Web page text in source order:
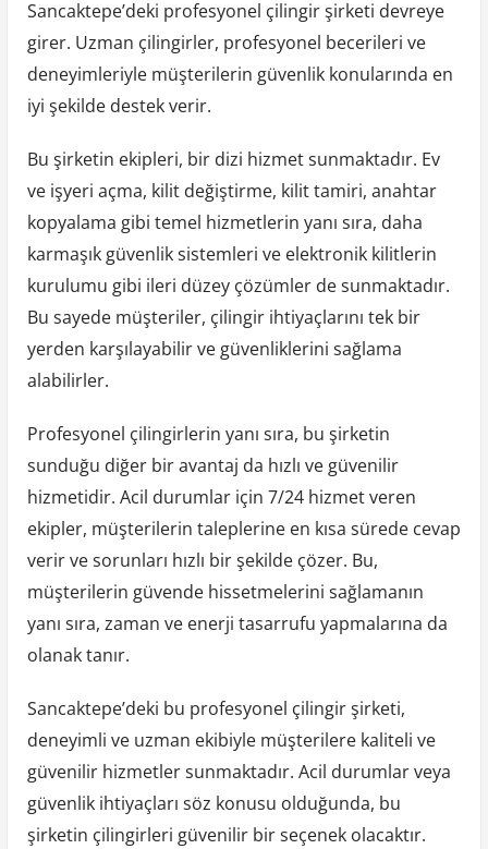
Sancaktepe’deki profesyonel çilingir şirketi devreye
girer. Uzman çilingirler, profesyonel becerileri ve
deneyimleriyle müşterilerin güvenlik konularında en
iyi şekilde destek verir.
Bu şirketin ekipleri, bir dizi hizmet sunmaktadır. Ev
ve işyeri açma, kilit değiştirme, kilit tamiri, anahtar
kopyalama gibi temel hizmetlerin yanı sıra, daha
karmaşık güvenlik sistemleri ve elektronik kilitlerin
kurulumu gibi ileri düzey çözümler de sunmaktadır.
Bu sayede müşteriler, çilingir ihtiyaçlarını tek bir
yerden karşılayabilir ve güvenliklerini sağlama
alabilirler.
Profesyonel çilingirlerin yanı sıra, bu şirketin
sunduğu diğer bir avantaj da hızlı ve güvenilir
hizmetidir. Acil durumlar için 7/24 hizmet veren
ekipler, müşterilerin taleplerine en kısa sürede cevap
verir ve sorunları hızlı bir şekilde çözer. Bu,
müşterilerin güvende hissetmelerini sağlamanın
yanı sıra, zaman ve enerji tasarrufu yapmalarına da
olanak tanır.
Sancaktepe’deki bu profesyonel çilingir şirketi,
deneyimli ve uzman ekibiyle müşterilere kaliteli ve
güvenilir hizmetler sunmaktadır. Acil durumlar veya
güvenlik ihtiyaçları söz konusu olduğunda, bu
şirketin çilingirleri güvenilir bir seçenek olacaktır.